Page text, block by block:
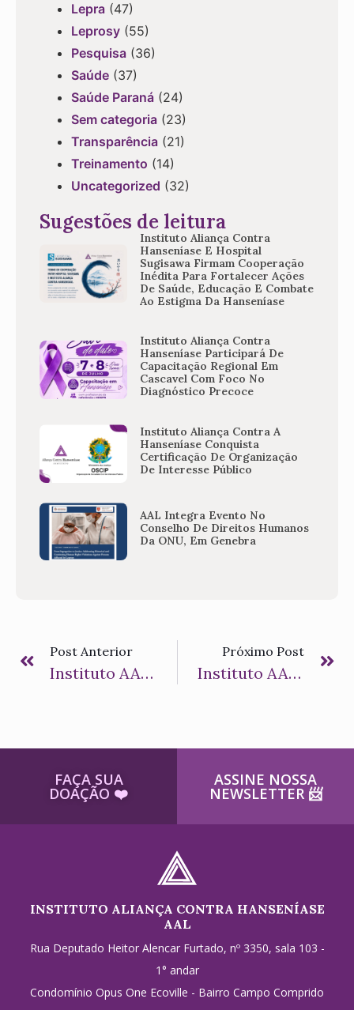
Lepra (47)
Leprosy (55)
Pesquisa (36)
Saúde (37)
Saúde Paraná (24)
Sem categoria (23)
Transparência (21)
Treinamento (14)
Uncategorized (32)
Sugestões de leitura
Instituto Aliança Contra
Hanseníase E Hospital
Sugisawa Firmam Cooperação
Inédita Para Fortalecer Ações
De Saúde, Educação E Combate
Ao Estigma Da Hanseníase
Instituto Aliança Contra
Hanseníase Participará De
Capacitação Regional Em
Cascavel Com Foco No
Diagnóstico Precoce
Instituto Aliança Contra A
Hanseníase Conquista
Certificação De Organização
De Interesse Público
AAL Integra Evento No
Conselho De Direitos Humanos
Da ONU, Em Genebra
Post Anterior
Instituto AAL Lança Versão Atualizada Da Plataforma DOCHansen, Que Conecta Médicos Generalistas Com Especialistas Em Hansenologia Sem Custos
Próximo Post
Instituto AAL Lança A Campanha “Pense, Pode Ser Hanseníase” No Janeiro Roxo 2024
FAÇA SUA
DOAÇÃO ​❤️
ASSINE NOSSA
NEWSLETTER ​📨
INSTITUTO ALIANÇA CONTRA HANSENÍASE
AAL
Rua Deputado Heitor Alencar Furtado, nº 3350, sala 103 -
1° andar
Condomínio Opus One Ecoville - Bairro Campo Comprido